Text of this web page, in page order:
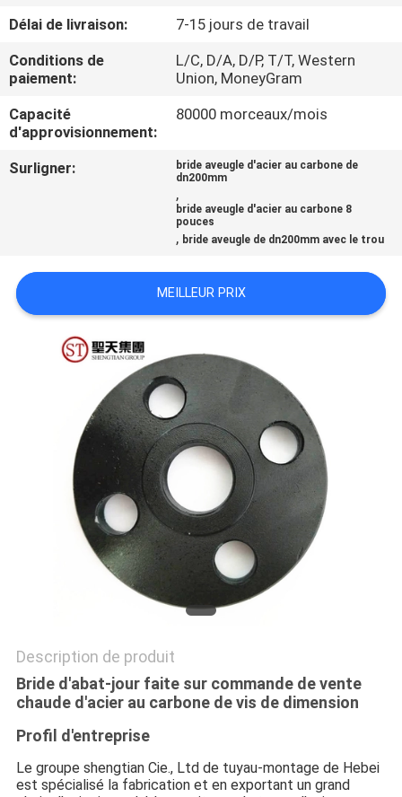
CONTRÔLE
DE
LA
QUALITÉ
CONTACT
TOUS
LES
POLITIQUE
CONFIDENTIALITÉ
Délai de livraison:
7-15 jours de travail
Conditions de
paiement:
L/C, D/A, D/P, T/T, Western
Union, MoneyGram
Capacité
d'approvisionnement:
80000 morceaux/mois
Surligner:
bride aveugle d'acier au carbone de
dn200mm
,
bride aveugle d'acier au carbone 8
pouces
, bride aveugle de dn200mm avec le trou
MEILLEUR PRIX
Description de produit
Bride d'abat-jour faite sur commande de vente
chaude d'acier au carbone de vis de dimension
Profil d'entreprise
Le groupe shengtian Cie., Ltd de tuyau-montage de Hebei
est spécialisé la fabrication et en exportant un grand